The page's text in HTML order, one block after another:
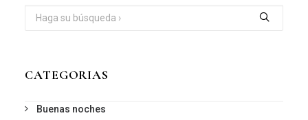
CATEGORIAS
Buenas noches